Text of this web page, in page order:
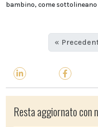
bambino, come sottolineano
«
Resta aggiornato con